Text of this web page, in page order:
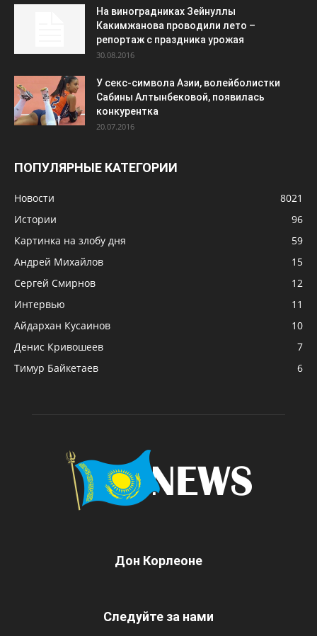
На виноградниках Зейнуллы
Какимжанова проводили лето –
репортаж с праздника урожая
30.08.2016
У секс-символа Азии, волейболистки
Сабины Алтынбековой, появилась
конкурентка
20.07.2016
ПОПУЛЯРНЫЕ КАТЕГОРИИ
Новости
8021
Истории
96
Картинка на злобу дня
59
Андрей Михайлов
15
Сергей Смирнов
12
Интервью
11
Айдархан Кусаинов
10
Денис Кривошеев
7
Тимур Байкетаев
6
Дон Корлеоне
Следуйте за нами